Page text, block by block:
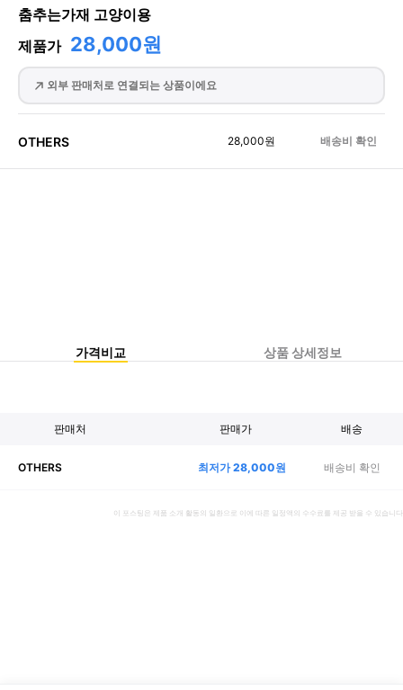
춤추는가재 고양이용
제품가 28,000원
외부 판매처로 연결되는 상품이에요
OTHERS 28,000원 배송비 확인
가격비교 상품 상세정보
판매처 판매가 배송
OTHERS 최저가28,000원 배송비 확인
이 포스팅은 제품 소개 활동의 일환으로 이에 따른 일정액의 수수료를 제공 받을 수 있습니다